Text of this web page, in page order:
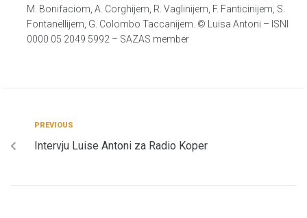
M. Bonifaciom, A. Corghijem, R. Vaglinijem, F. Fanticinijem, S.
Fontanellijem, G. Colombo Taccanijem. © Luisa Antoni – ISNI
0000 05 2049 5992 – SAZAS member
PREVIOUS
Intervju Luise Antoni za Radio Koper